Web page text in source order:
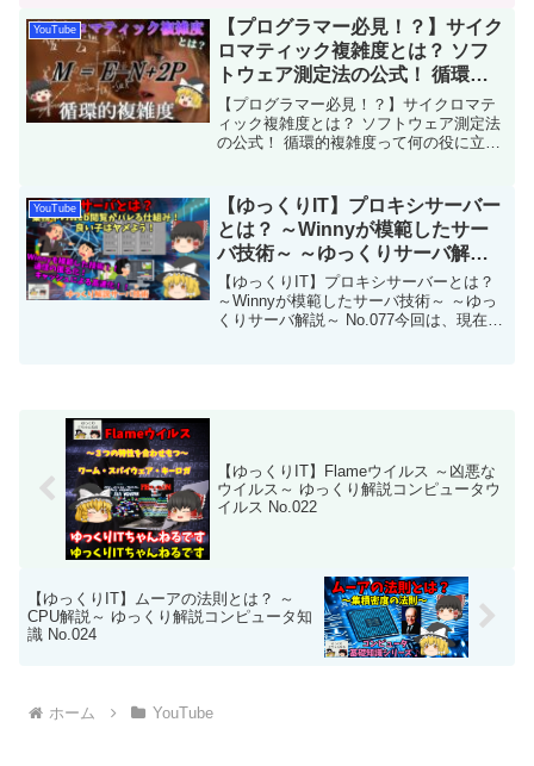
時の挙動について解説します。＜参考ペ
ージ＞①②③B...
YouTube
【プログラマー必見！？】サイク
ロマティック複雑度とは？ ソフ
トウェア測定法の公式！ 循環的
複雑度って何の役に立つの？
No.118
【プログラマー必見！？】サイクロマテ
ィック複雑度とは？ ソフトウェア測定法
の公式！ 循環的複雑度って何の役に立つ
度」を解説します。サイクロマティック
複雑度（cy...
YouTube
【ゆっくりIT】プロキシサーバー
とは？ ～Winnyが模範したサー
バ技術～ ～ゆっくりサーバ解説
～ No.077
【ゆっくりIT】プロキシサーバーとは？
～Winnyが模範したサーバ技術～ ～ゆっ
くりサーバ解説～ No.077今回は、現在の
【ゆっくりIT】Flameウイルス ～凶悪な
ウイルス～ ゆっくり解説コンピュータウ
イルス No.022
【ゆっくりIT】ムーアの法則とは？ ～
CPU解説～ ゆっくり解説コンピュータ知
識 No.024
ホーム YouTube